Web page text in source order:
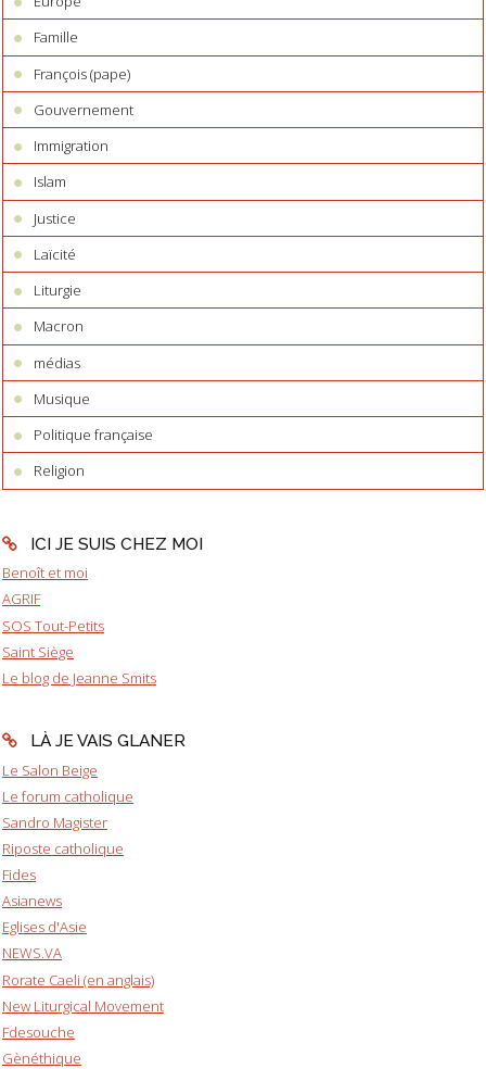
Famille
François (pape)
Gouvernement
Immigration
Islam
Justice
Laïcité
Liturgie
Macron
médias
Musique
Politique française
Religion
ICI JE SUIS CHEZ MOI
Benoît et moi
AGRIF
SOS Tout-Petits
Saint Siège
Le blog de Jeanne Smits
LÀ JE VAIS GLANER
Le Salon Beige
Le forum catholique
Sandro Magister
Riposte catholique
Fides
Asianews
Eglises d'Asie
NEWS.VA
Rorate Caeli (en anglais)
New Liturgical Movement
Fdesouche
Gènéthique